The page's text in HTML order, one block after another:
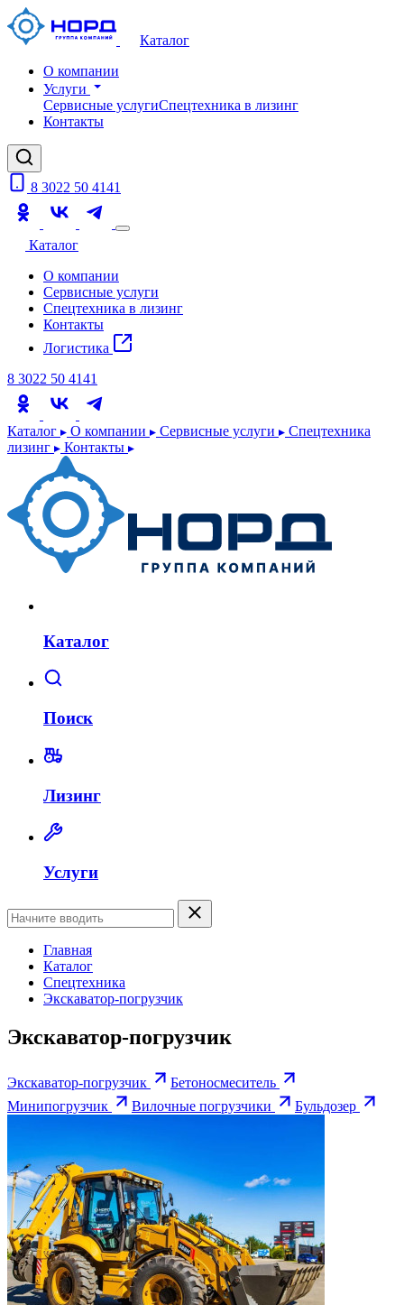
Каталог
О компании
Услуги
Сервисные услугиСпецтехника в лизинг
Контакты
8 3022 50 4141
Каталог
О компании
Сервисные услуги
Спецтехника в лизинг
Контакты
Логистика
8 3022 50 4141
Каталог О компании Сервисные услуги
Спецтехника
лизинг
Контакты
Каталог
Поиск
Лизинг
Услуги
Главная
Каталог
Спецтехника
Экскаватор-погрузчик
Экскаватор-погрузчик
Экскаватор-погрузчик
Бетоносмеситель
Минипогрузчик
Вилочные погрузчики Бульдозер